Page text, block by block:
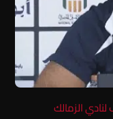
الزمالك